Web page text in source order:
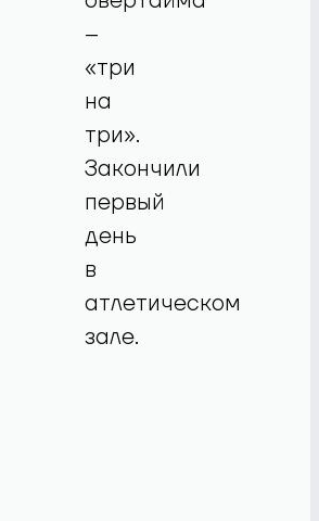
–
«три
на
три».
Закончили
первый
день
в
атлетическом
зале.